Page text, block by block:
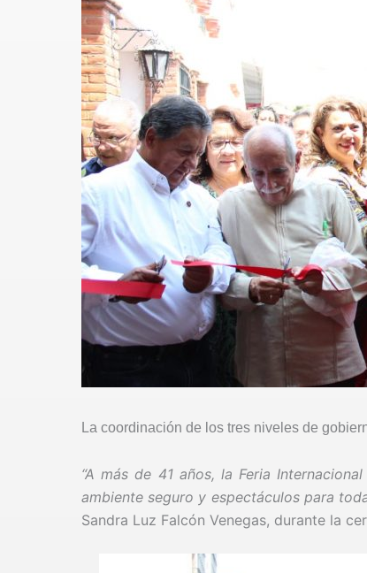
La coordinación de los tres niveles de
“A más de 41 años, la Feria
ambiente seguro y espectáculos para
Sandra Luz Falcón Venegas, durante la